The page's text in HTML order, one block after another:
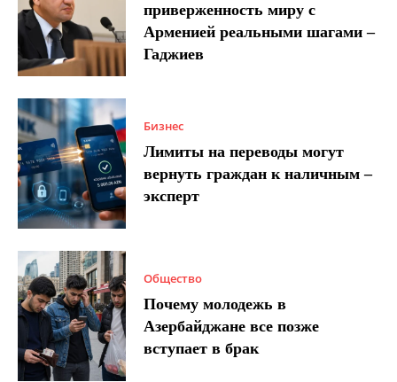
приверженность миру с
Арменией реальными шагами –
Гаджиев
Бизнес
Лимиты на переводы могут
вернуть граждан к наличным –
эксперт
Общество
Почему молодежь в
Азербайджане все позже
вступает в брак